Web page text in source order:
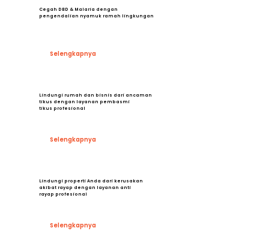
Cegah DBD & Malaria dengan
pengendalian nyamuk ramah lingkungan
Selengkapnya
Lindungi rumah dan bisnis dari ancaman
tikus dengan layanan pembasmi
tikus profesional
Selengkapnya
Lindungi properti Anda dari kerusakan
akibat rayap dengan layanan anti
rayap profesional
Selengkapnya